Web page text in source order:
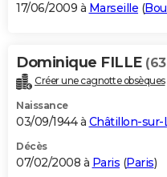
17/06/2009 à Marseille (
Dominique FILLE
Créer une cagnotte obsèques
Naissance
03/09/1944 à Châtillon-sur-
Décès
07/02/2008 à Paris (Paris)